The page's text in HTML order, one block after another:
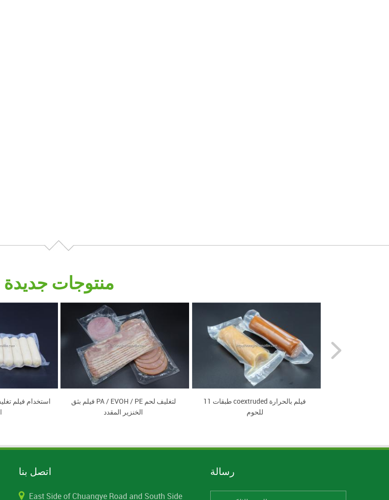
منتوجات جديدة
استخدام فيلم
فيلم بثق PA / EVOH / PE لتغليف لحم
الخنزير المقدد
11 طبقات coextruded فيلم بالحرارة
للحوم
اتصل بنا
East Side of Chuangye Road and South Side
رسالة